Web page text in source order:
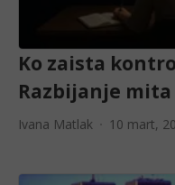
Ko zaista
Razbijanje
Ivana Matlak 10 mart,